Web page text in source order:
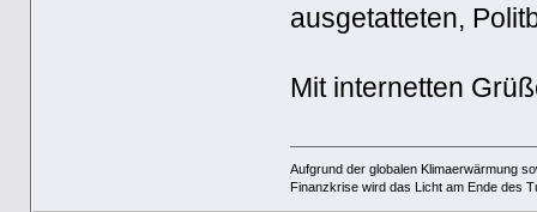
ausgetatteten,
Mit internetten
Aufgrund der globalen Klimaerwärmung
Finanzkrise wird das Licht am Ende des